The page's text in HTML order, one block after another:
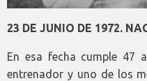
23 DE JUNIO DE 1972.
En esa fecha cumple 47
entrenador y uno de los